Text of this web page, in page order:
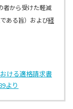
者から受けた軽減
ある旨）および経
ける適格請求書
より